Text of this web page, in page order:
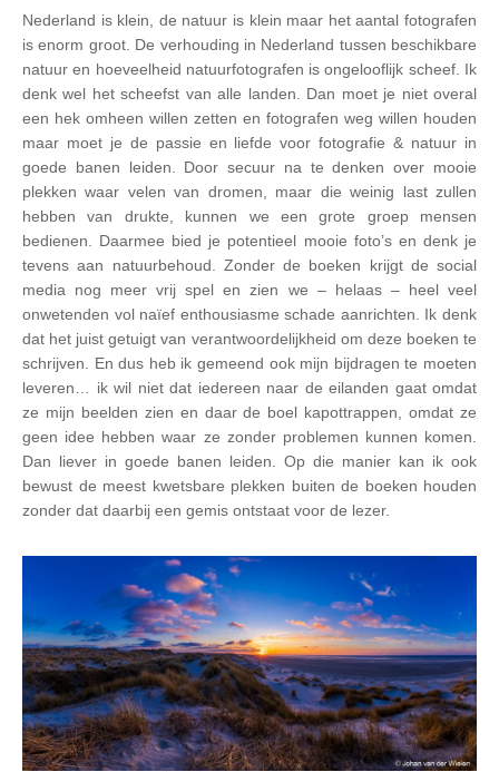
Nederland is klein, de natuur is klein maar het aantal fotografen
is enorm groot. De verhouding in Nederland tussen beschikbare
natuur en hoeveelheid natuurfotografen is ongelooflijk scheef. Ik
denk wel het scheefst van alle landen. Dan moet je niet overal
een hek omheen willen zetten en fotografen weg willen houden
maar moet je de passie en liefde voor fotografie & natuur in
goede banen leiden. Door secuur na te denken over mooie
plekken waar velen van dromen, maar die weinig last zullen
hebben van drukte, kunnen we een grote groep mensen
bedienen. Daarmee bied je potentieel mooie foto’s en denk je
tevens aan natuurbehoud. Zonder de boeken krijgt de social
media nog meer vrij spel en zien we – helaas – heel veel
onwetenden vol naïef enthousiasme schade aanrichten. Ik denk
dat het juist getuigt van verantwoordelijkheid om deze boeken te
schrijven. En dus heb ik gemeend ook mijn bijdragen te moeten
leveren… ik wil niet dat iedereen naar de eilanden gaat omdat
ze mijn beelden zien en daar de boel kapottrappen, omdat ze
geen idee hebben waar ze zonder problemen kunnen komen.
Dan liever in goede banen leiden. Op die manier kan ik ook
bewust de meest kwetsbare plekken buiten de boeken houden
zonder dat daarbij een gemis ontstaat voor de lezer.